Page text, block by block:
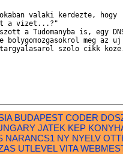
valaki kerdezte, hogy
a vizet...?"
a Tudomanyba is,
bolygomozgasokrol meg az
szolo cikk
BUDAPEST CODER
JATEK KEP
NARANCS1 NY NYELV
UTLEVEL VITA